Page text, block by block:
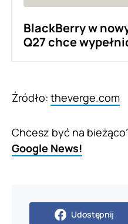
BlackBerry w
Q27 chce
Źródło: theverge.com
Chcesz być na
Google News!
Udostępnij